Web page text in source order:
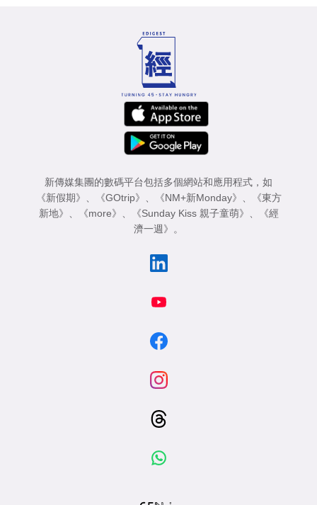
新傳媒集團的數碼平台包括多個網站和應用程式，如
《新假期》 、 《GOtrip》 、 《NM+新Monday》 、
《東方
新地》 、 《more》 、 《Sunday Kiss 親子童萌》 、
《經
濟一週》 。